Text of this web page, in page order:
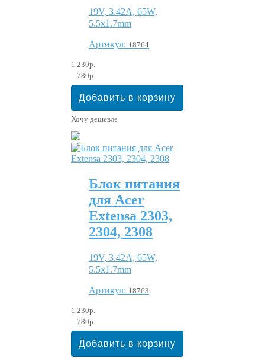
19V, 3.42A, 65W,
5.5x1.7mm
Артикул: 18764
1 230р.
780р.
Хочу дешевле
Блок питания
для Acer
Extensa 2303,
2304, 2308
19V, 3.42A, 65W,
5.5x1.7mm
Артикул: 18763
1 230р.
780р.